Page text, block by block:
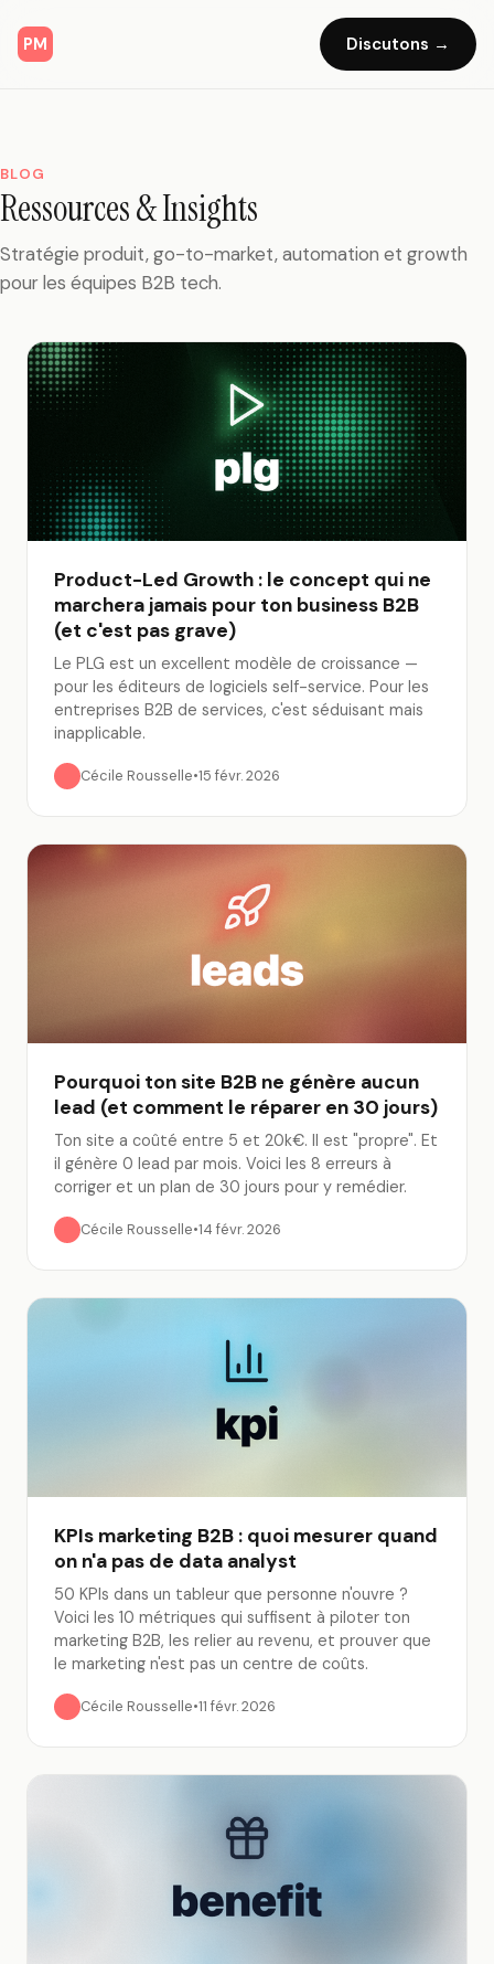
PM Discutons →
BLOG
Ressources & Insights
Stratégie produit, go-to-market, automation et growth
pour les équipes B2B tech.
Product-Led Growth : le concept qui ne
marchera jamais pour ton business B2B
(et c'est pas grave)
Le PLG est un excellent modèle de croissance —
pour les éditeurs de logiciels self-service. Pour les
entreprises B2B de services, c'est séduisant mais
inapplicable.
Cécile Rousselle•15 févr. 2026
Pourquoi ton site B2B ne génère aucun
lead (et comment le réparer en 30 jours)
Ton site a coûté entre 5 et 20k€. Il est "propre". Et
il génère 0 lead par mois. Voici les 8 erreurs à
corriger et un plan de 30 jours pour y remédier.
Cécile Rousselle•14 févr. 2026
KPIs marketing B2B : quoi mesurer quand
on n'a pas de data analyst
50 KPIs dans un tableur que personne n'ouvre ?
Voici les 10 métriques qui suffisent à piloter ton
marketing B2B, les relier au revenu, et prouver que
le marketing n'est pas un centre de coûts.
Cécile Rousselle•11 févr. 2026